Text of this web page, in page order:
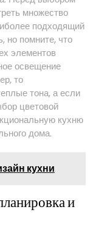
множество
подходящий
но помните, что
элементов
освещение
то
тона, а если
цветовой
кухню
дома.
кухни
и